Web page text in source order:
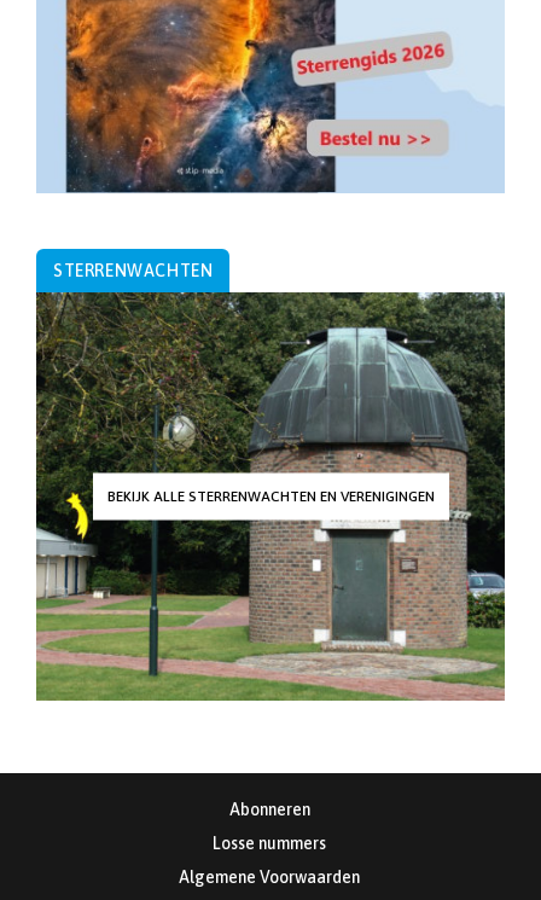
STERRENWACHTEN
BEKIJK ALLE STERRENWACHTEN EN VERENIGINGEN
Abonneren
Losse nummers
Algemene Voorwaarden